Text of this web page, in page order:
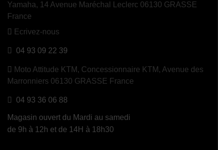
Yamaha, 14 Avenue Maréchal Leclerc 06130 GRASSE
France
Ecrivez-nous
04 93 09 22 39
Moto Attitude KTM, Concessionnaire KTM, Avenue des
Marronniers 06130 GRASSE France
04 93 36 06 88
Magasin ouvert du Mardi au samedi
de 9h à 12h et de 14H à 18h30